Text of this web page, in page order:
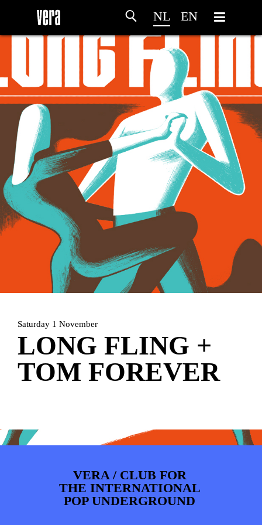
NL EN
HOME PROGRAMMA
ARTDIVISION FOTO’S NIEUWS
Saturday 1 November
LONG FLING +
TOM FOREVER
VERA / CLUB FOR
THE INTERNATIONAL
POP UNDERGROUND